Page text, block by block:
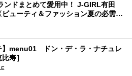
ンドまとめて愛用中！ J-GIRL有田
ビューティ＆ファッション夏の必需
】menu01 ドン・デ・ラ・ナチュレ
寿］